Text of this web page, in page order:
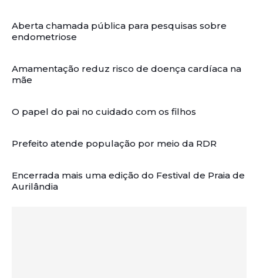
Aberta chamada pública para pesquisas sobre
endometriose
Amamentação reduz risco de doença cardíaca na
mãe
O papel do pai no cuidado com os filhos
Prefeito atende população por meio da RDR
Encerrada mais uma edição do Festival de Praia de
Aurilândia